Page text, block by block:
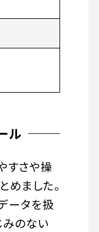
ル
すさや操
めました。
ータを扱
みのない